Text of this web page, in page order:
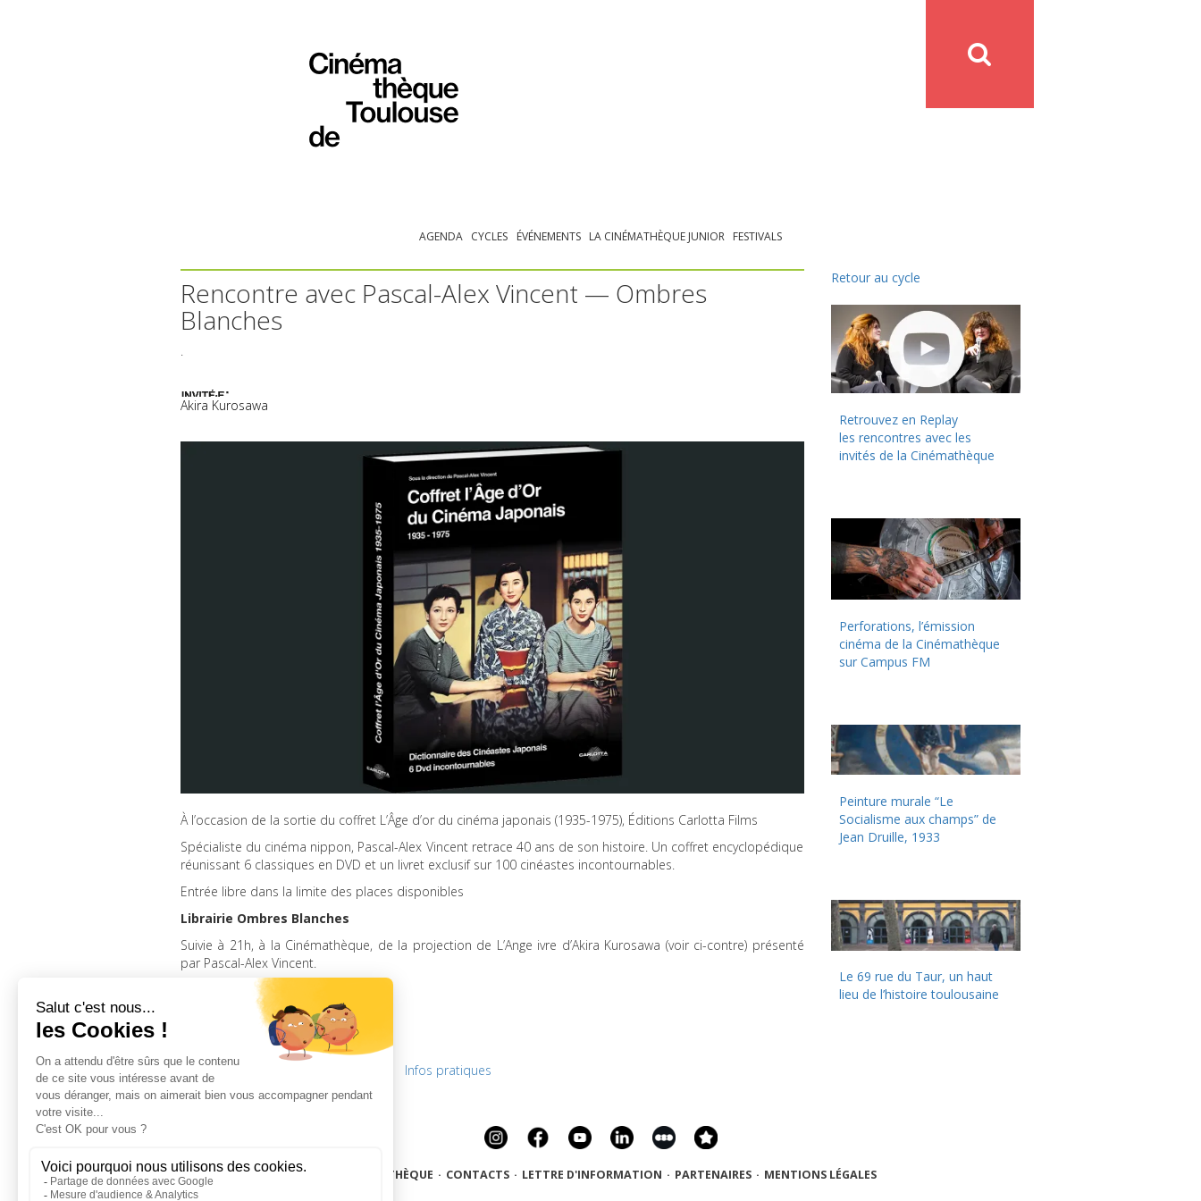
AGENDA CYCLES ÉVÉNEMENTS LA CINÉMATHÈQUE JUNIOR FESTIVALS
Rencontre avec Pascal-Alex Vincent — Ombres
Blanches
.
Akira Kurosawa
À l’occasion de la sortie du coffret L’Âge d’or du cinéma japonais (1935-1975), Éditions Carlotta Films
Spécialiste du cinéma nippon, Pascal-Alex Vincent retrace 40 ans de son histoire. Un coffret encyclopédique
réunissant 6 classiques en DVD et un livret exclusif sur 100 cinéastes incontournables.
Entrée libre dans la limite des places disponibles
Librairie Ombres Blanches
Suivie à 21h, à la Cinémathèque, de la projection de L’Ange ivre d’Akira Kurosawa (voir ci-contre) présenté
par Pascal-Alex Vincent.
mercredi 15 février 2017, 18h00 Infos pratiques
Retour au cycle
Retrouvez en Replay
les rencontres avec les
invités de la Cinémathèque
Perforations, l’émission
cinéma de la Cinémathèque
sur Campus FM
Peinture murale “Le
Socialisme aux champs” de
Jean Druille, 1933
Le 69 rue du Taur, un haut
lieu de l’histoire toulousaine
LA CINÉMATHÈQUE · CONTACTS · LETTRE D'INFORMATION · PARTENAIRES · MENTIONS LÉGALES